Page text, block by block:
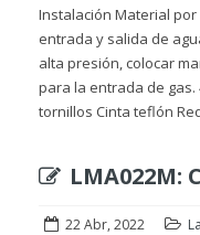
Instalación Material
entrada y salida de
alta presión, colocar
para la entrada de
tornillos Cinta teflón
LMA022M:
22 Abr, 2022